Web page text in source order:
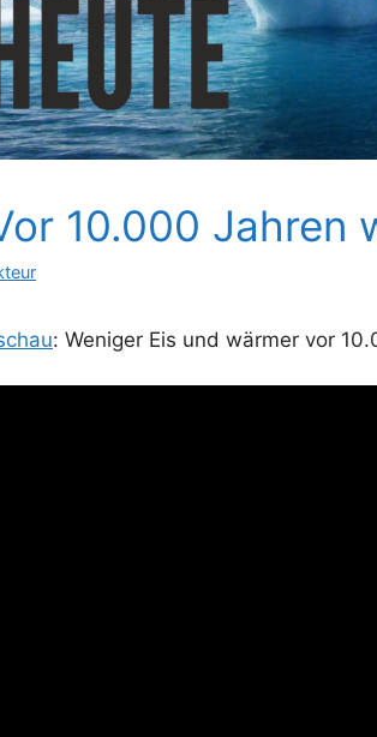
10.000 Jahren
: Weniger Eis und wärmer vor